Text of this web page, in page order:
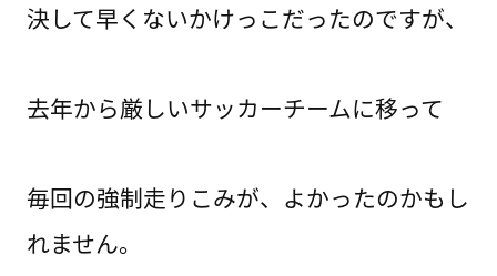
決して早くないかけっこだったのですが、
去年から厳しいサッカーチームに移って
毎回の強制走りこみが、よかったのかもし
れません。